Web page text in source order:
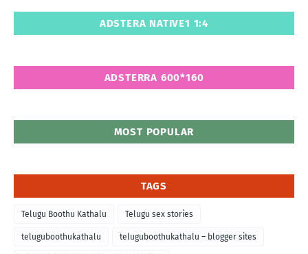
ADSTERA NATIVE1 1:4
ADSTERRA 600*160
MOST POPULAR
TAGS
Telugu Boothu Kathalu Telugu sex stories
teluguboothukathalu teluguboothukathalu – blogger sites